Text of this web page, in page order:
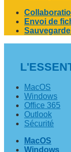
Envoi de
MacOS
Windows
Office 365
Outlook
Sécurité
MacOS
Windows